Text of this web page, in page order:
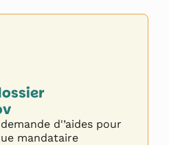
d'’aides pour
mandataire